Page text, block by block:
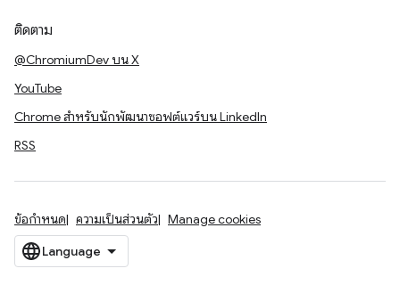
ติดตาม
@ChromiumDev บน X
YouTube
Chrome สำหรับนักพัฒนาซอฟต์แวร์บน LinkedIn
RSS
ข้อกำหนด ความเป็นส่วนตัว Manage cookies